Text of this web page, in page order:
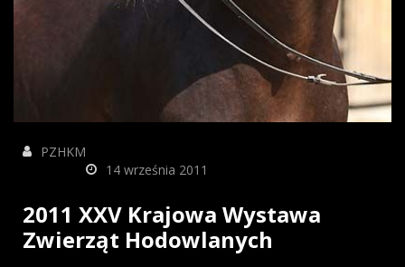
PZHKM
14 września 2011
2011 XXV Krajowa Wystawa
Zwierząt Hodowlanych